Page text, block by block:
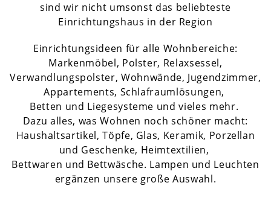
sind wir nicht umsonst das beliebteste
Einrichtungshaus in der Region
Einrichtungsideen für alle Wohnbereiche:
Markenmöbel, Polster, Relaxsessel,
Verwandlungspolster, Wohnwände, Jugendzimmer,
Appartements, Schlafraumlösungen,
Betten und Liegesysteme und vieles mehr.
Dazu alles, was Wohnen noch schöner macht:
Haushaltsartikel, Töpfe, Glas, Keramik, Porzellan
und Geschenke, Heimtextilien,
Bettwaren und Bettwäsche. Lampen und Leuchten
ergänzen unsere große Auswahl.